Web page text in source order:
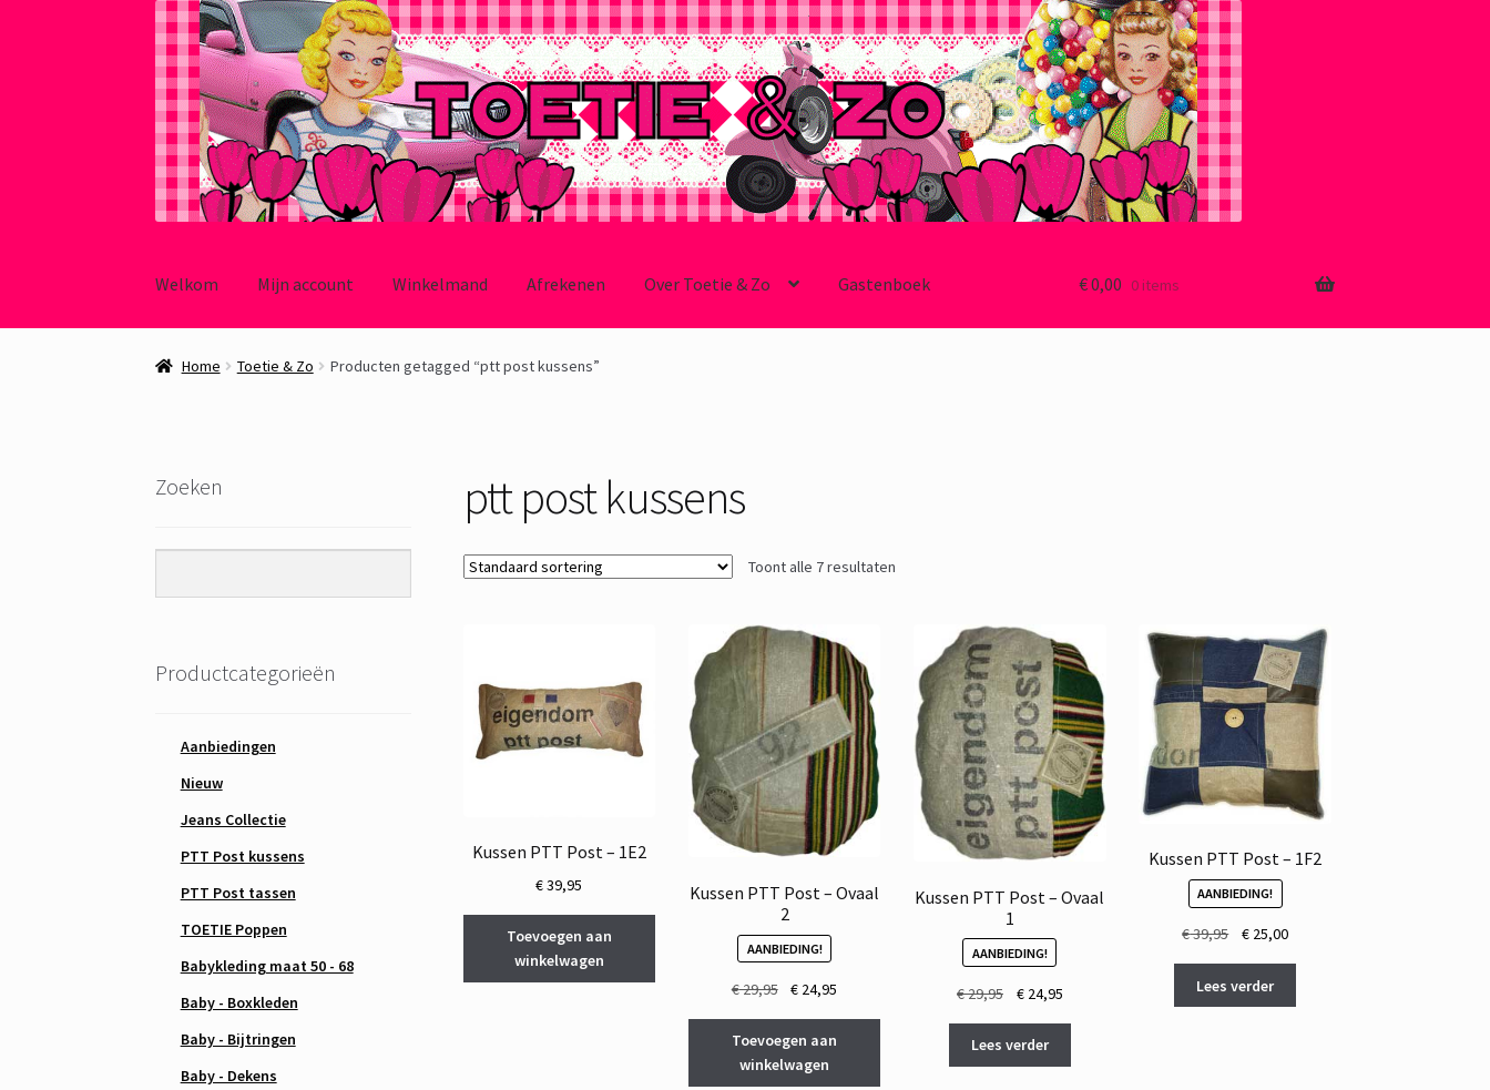
door
naar
Welkom Mijn account Winkelmand Afrekenen Over Toetie & Zo Gastenboek €0,00 0 items
Home Toetie & Zo Producten getagged “ptt post kussens”
ptt post kussens
Toont alle 7 resultaten
Kussen PTT Post – 1E2
€39,95
Toevoegen aan
winkelwagen
Kussen PTT Post – Ovaal
2
AANBIEDING!
€29,95
Oorspronkelijke
was:
€ 29,95.
€ 24,95
Toevoegen aan
winkelwagen
Kussen PTT Post – Ovaal
1
AANBIEDING!
€29,95
Oorspronkelijke
was:
€ 29,95.
€24,95Huidige
€ 24,95.
Lees verder
Kussen PTT Post – 1F2
AANBIEDING!
€39,95
Oorspronkelijke
was:
€ 39,95.
€25,00Huidige
€ 25,00.
Lees verder
Zoeken
Productcategorieën
Aanbiedingen
Nieuw
Jeans Collectie
PTT Post kussens
PTT Post tassen
TOETIE Poppen
Babykleding maat 50 - 68
Baby - Boxkleden
Baby - Bijtringen
Baby - Dekens